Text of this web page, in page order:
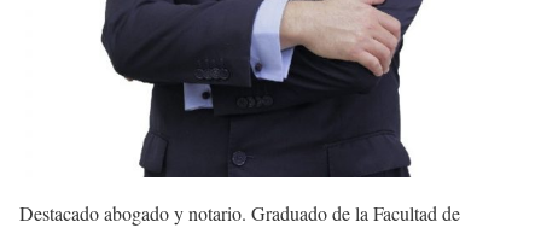
Destacado abogado y notario. Graduado de la Facultad de